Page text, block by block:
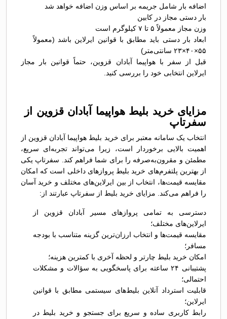
اضافه بار شامل جریمه بر اساس وزن اضافه خواهد شد
بار دستی مجاز در کابین
وزن مجاز معمولاً ۵ تا ۷ کیلوگرم است
ابعاد بار دستی باید مطابق با قوانین ایرلاین باشد (معمولاً
۵۵×۴۰×۲۳ سانتی‌متر)
قبل از سفر با هواپیما آبادان قزوین، حتماً قوانین بار مجاز
ایرلاین انتخابی خود را بررسی کنید.
مزایای خرید بلیط هواپیما آبادان قزوین از
سفرتاپ
انتخاب یک سامانه معتبر برای خرید بلیط هواپیما آبادان قزوین از
اهمیت بالایی برخوردار است، زیرا می‌تواند تجربه‌ای سریع،
مطمئن و مقرون‌به‌صرفه را برای شما فراهم کند. سفرتاپ یکی
از بهترین پلتفرم‌های خرید بلیط پروازهای داخلی است که امکان
مقایسه قیمت‌ها، انتخاب از بین ایرلاین‌های مختلف و خرید آسان
را فراهم می‌کند. مزایای خرید بلیط از سفرتاپ عبارتند از:
دسترسی به تمامی پروازهای مسیر آبادان قزوین از
ایرلاین‌های مختلف؛
مقایسه قیمت‌ها و انتخاب ارزان‌ترین گزینه متناسب با بودجه
مسافر؛
امکان خرید بلیط چارتر و لحظه آخری با کمترین هزینه؛
پشتیبانی ۲۴ ساعته برای پاسخگویی به سؤالات و مشکلات
احتمالی؛
قابلیت استرداد آنلاین بلیط‌های سیستمی مطابق با قوانین
ایرلاین؛
رابط کاربری ساده و سریع برای جستجو و خرید بلیط در